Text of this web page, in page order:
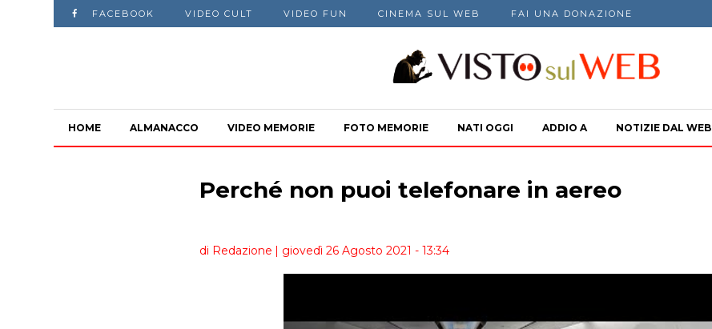
FACEBOOK VIDEO CULT VIDEO FUN CINEMA SUL WEB FAI UNA DONAZIONE
HOME ALMANACCO VIDEO MEMORIE FOTO MEMORIE NATI OGGI ADDIO A NOTIZIE DAL WEB
Perché non puoi telefonare in aereo
di Redazione | giovedì 26 Agosto 2021 - 13:34